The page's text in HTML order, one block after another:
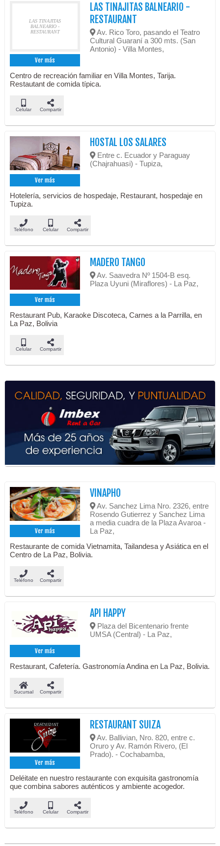
LAS TINAJITAS
BALNEARIO -
RESTAURANT
Ver más
LAS TINAJITAS BALNEARIO -
RESTAURANT
Av. Rico Toro, pasando el Teatro
Cultural Guaraní a 300 mts. (San
Antonio) - Villa Montes,
Centro de recreación familiar en Villa Montes, Tarija.
Restautant de comida típica.
Celular Compartir
Ver más
HOSTAL LOS SALARES
Entre c. Ecuador y Paraguay
(Chajrahuasi) - Tupiza,
Hotelería, servicios de hospedaje, Restaurant, hospedaje en
Tupiza.
Teléfono Celular Compartir
Ver más
MADERO TANGO
Av. Saavedra Nº 1504-B esq.
Plaza Uyuni (Miraflores) - La Paz,
Restaurant Pub, Karaoke Discoteca, Carnes a la Parrilla, en
La Paz, Bolivia
Celular Compartir
Ver más
VINAPHO
Av. Sanchez Lima Nro. 2326, entre
Rosendo Gutierrez y Sanchez Lima
a media cuadra de la Plaza Avaroa -
La Paz,
Restaurante de comida Vietnamita, Tailandesa y Asiática en el
Centro de La Paz, Bolivia.
Teléfono Compartir
Ver más
API HAPPY
Plaza del Bicentenario frente
UMSA (Central) - La Paz,
Restaurant, Cafetería. Gastronomía Andina en La Paz, Bolivia.
Sucursal Compartir
Ver más
RESTAURANT SUIZA
Av. Ballivian, Nro. 820, entre c.
Oruro y Av. Ramón Rivero, (El
Prado). - Cochabamba,
Deléitate en nuestro restaurante con exquisita gastronomía
que combina sabores auténticos y ambiente acogedor.
Teléfono Celular Compartir